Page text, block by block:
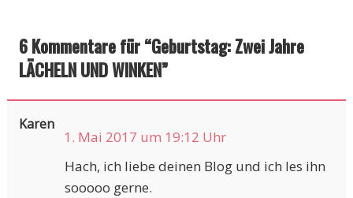
6 Kommentare für “Geburtstag: Zwei Jahre
LÄCHELN UND WINKEN”
Karen
1. Mai 2017 um 19:12 Uhr
Hach, ich liebe deinen Blog und ich les ihn
sooooo gerne.